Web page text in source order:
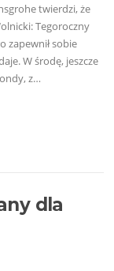
twierdzi, że
Tegoroczny
zapewnił sobie
W środę, jeszcze
z…
dla